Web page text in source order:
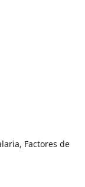
Factores de